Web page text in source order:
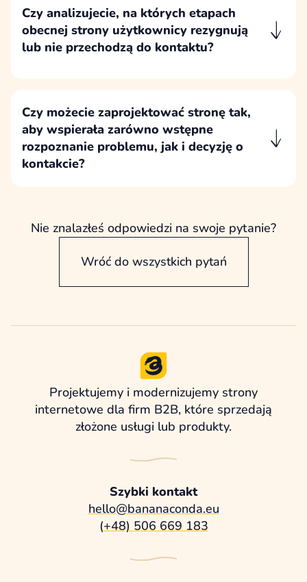
decyzji.
Czy analizujecie, na których etapach
obecnej strony użytkownicy rezygnują
lub nie przechodzą do kontaktu?
zainteresowanie lub rezygnują z kontaktu.
Czy możecie zaprojektować stronę tak,
aby wspierała zarówno wstępne
rozpoznanie problemu, jak i decyzję o
kontakcie?
kontakt ze sprzedażą.
Nie znalazłeś odpowiedzi na swoje pytanie?
Wróć do wszystkich pytań
Projektujemy i modernizujemy strony
internetowe dla firm B2B, które sprzedają
złożone usługi lub produkty.
Szybki kontakt
hello@bananaconda.eu
(+48) 506 669 183